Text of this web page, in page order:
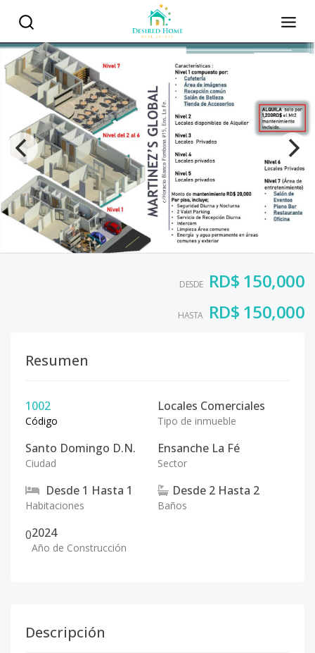
DESDE RD$ 150,000
HASTA RD$ 150,000
Resumen
1002
Código
Locales Comerciales
Tipo de inmueble
Santo Domingo D.N.
Ciudad
Ensanche La Fé
Sector
Desde 1 Hasta 1
Habitaciones
Desde 2 Hasta 2
Baños
02024
Año de Construcción
Descripción